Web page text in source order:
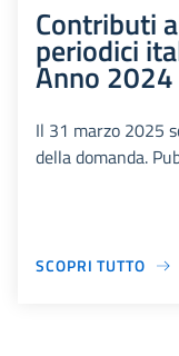
Contributi
periodici
Anno 2024
Il 31 marzo 2025
della domanda.
SCOPRI TUTTO